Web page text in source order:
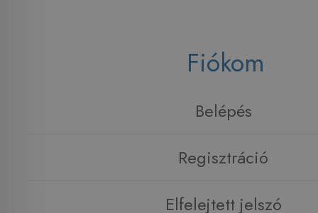
Fiókom
Belépés
Regisztráció
Elfelejtett jelszó